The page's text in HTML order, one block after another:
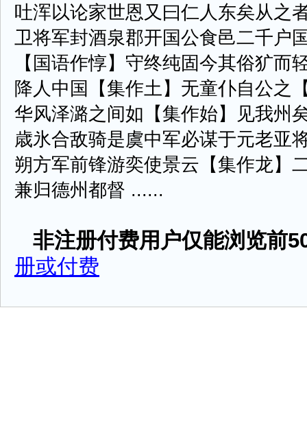
吐浑以论家世恩又曰仁人东矣从之
卫将军封酒泉郡开国公食邑二千户
【国语作惇】守终纯固今其俗犷而
降人中国【集作土】无童仆自公之
华风泽潞之间如【集作始】见我州
歳氷合敌骑是虞中军必谋于元老亚
朔方军前锋游奕使景云【集作龙】
兼归德州都督 ......
非注册付费用户仅能浏览前
册或付费